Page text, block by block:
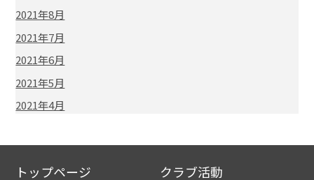
2021年8月
2021年7月
2021年6月
2021年5月
2021年4月
トップページ
クラブ活動